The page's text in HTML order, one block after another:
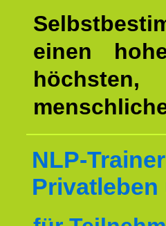
einen
NLP-